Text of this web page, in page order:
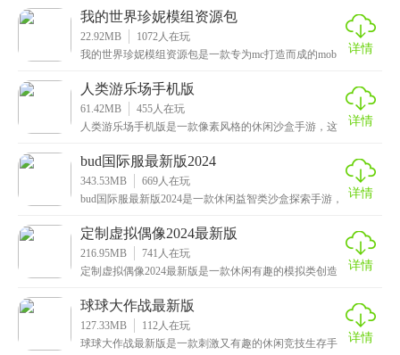
庄，不
我的世界珍妮模组资源包
22.92MB 1072人在玩
我的世界珍妮模组资源包是一款专为mc打造而成的mob
详情
人类游乐场手机版
61.42MB 455人在玩
人类游乐场手机版是一款像素风格的休闲沙盒手游，这
碍物
详情
bud国际服最新版2024
343.53MB 669人在玩
bud国际服最新版2024是一款休闲益智类沙盒探索手游，
详情
定制虚拟偶像2024最新版
216.95MB 741 人在玩
定制虚拟偶像2024最新版是一款休闲有趣的模拟类创造
详情
球球大作战最新版
127.33MB 112人在玩
球球大作战最新版是一款刺激又有趣的休闲竞技生存手
详情